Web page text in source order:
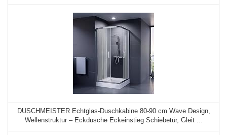
DUSCHMEISTER Echtglas-Duschkabine 80-90 cm Wave Design,
Wellenstruktur – Eckdusche Eckeinstieg Schiebetür, Gleit ...